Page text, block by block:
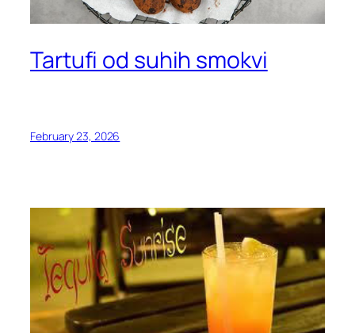
Tartufi od suhih smokvi
February 23, 2026